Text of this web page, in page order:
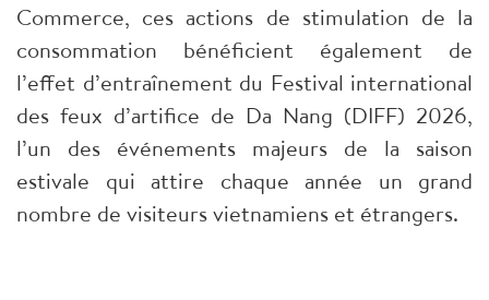
Commerce, ces actions de stimulation de la
consommation bénéficient également de
l’effet d’entraînement du Festival international
des feux d’artifice de Da Nang (DIFF) 2026,
l’un des événements majeurs de la saison
estivale qui attire chaque année un grand
nombre de visiteurs vietnamiens et étrangers.